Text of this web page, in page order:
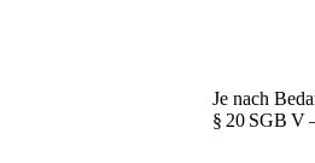
Je nach
§ 20 SGB V